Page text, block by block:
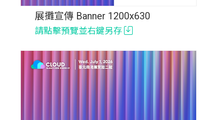
展攤宣傳 Banner 1200x630
請點擊預覽並右鍵另存